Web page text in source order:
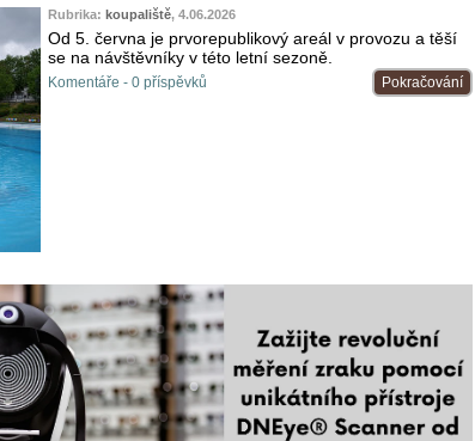
Rubrika: koupaliště, 4.06.2026
Od 5. června je prvorepublikový areál v provozu a těší
se na návštěvníky v této letní sezoně.
Pokračování
Komentáře - 0 příspěvků